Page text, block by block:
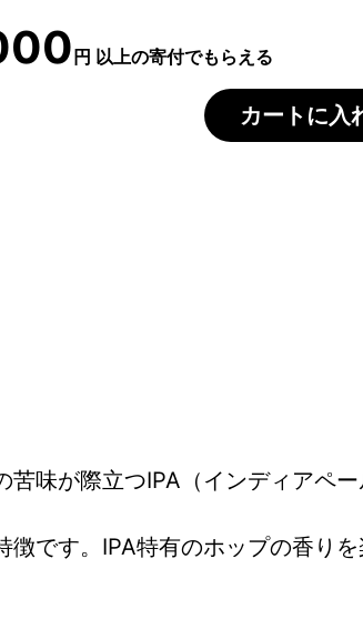
円 以上の寄付でもらえる
カートに入
味が際立つIPA（インディアペ
です。IPA特有のホップの香り